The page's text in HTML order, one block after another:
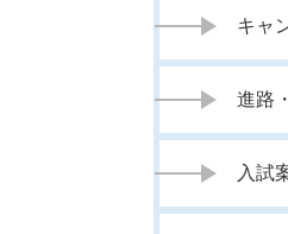
キャ
進路
入試